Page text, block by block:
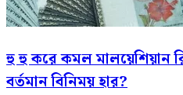
হু হু করে কমল মালয়েশিয়ান
বর্তমান বিনিময় হার?